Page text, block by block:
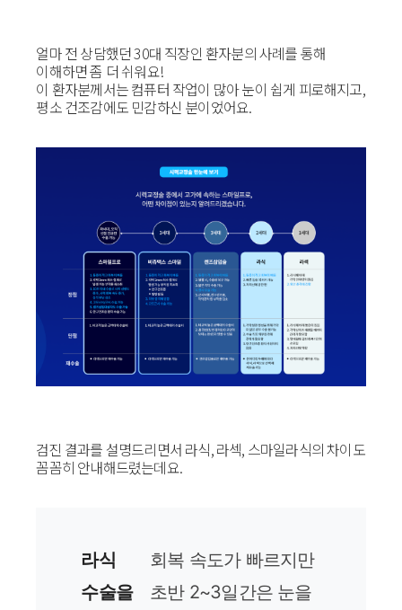
얼마 전 상담했던 30대 직장인 환자분의 사례를 통해
이해하면 좀 더 쉬워요!
이 환자분께서는 컴퓨터 작업이 많아 눈이 쉽게 피로해지고,
평소 건조감에도 민감하신 분이었어요.
검진 결과를 설명드리면서 라식, 라섹, 스마일라식의 차이도
꼼꼼히 안내해드렸는데요.
라식
수술을
회복 속도가 빠르지만
초반 2~3일간은 눈을